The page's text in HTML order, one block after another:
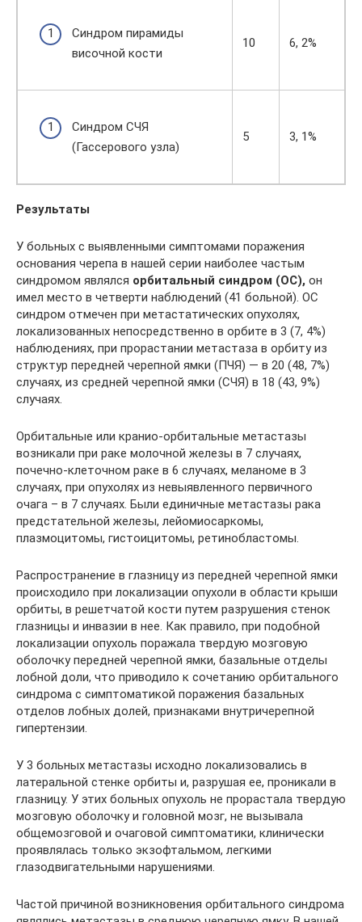
Синдром пирамиды
височной кости
10 6, 2%
Синдром СЧЯ
(Гассерового узла)
5 3, 1%
Результаты
У больных с выявленными симптомами поражения
основания черепа в нашей серии наиболее частым
синдромом являлся орбитальный синдром (OC), он
имел место в четверти наблюдений (41 больной). ОС
синдром отмечен при метастатических опухолях,
локализованных непосредственно в орбите в 3 (7, 4%)
наблюдениях, при прорастании метастаза в орбиту из
структур передней черепной ямки (ПЧЯ) — в 20 (48, 7%)
случаях, из средней черепной ямки (СЧЯ) в 18 (43, 9%)
случаях.
Орбитальные или кранио-орбитальные метастазы
возникали при раке молочной железы в 7 случаях,
почечно-клеточном раке в 6 случаях, меланоме в 3
случаях, при опухолях из невыявленного первичного
очага – в 7 случаях. Были единичные метастазы рака
предстательной железы, лейомиосаркомы,
плазмоцитомы, гистоицитомы, ретинобластомы.
Распространение в глазницу из передней черепной ямки
происходило при локализации опухоли в области крыши
орбиты, в решетчатой кости путем разрушения стенок
глазницы и инвазии в нее. Как правило, при подобной
локализации опухоль поражала твердую мозговую
оболочку передней черепной ямки, базальные отделы
лобной доли, что приводило к сочетанию орбитального
синдрома с симптоматикой поражения базальных
отделов лобных долей, признаками внутричерепной
гипертензии.
У 3 больных метастазы исходно локализовались в
латеральной стенке орбиты и, разрушая ее, проникали в
глазницу. У этих больных опухоль не прорастала твердую
мозговую оболочку и головной мозг, не вызывала
общемозговой и очаговой симптоматики, клинически
проявлялась только экзофтальмом, легкими
глазодвигательными нарушениями.
Частой причиной возникновения орбитального синдрома